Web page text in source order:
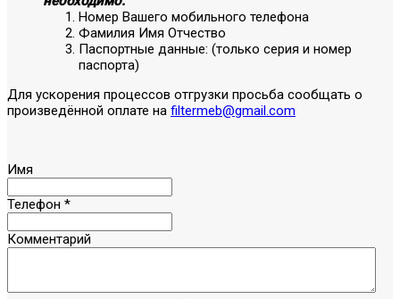
Номер Вашего мобильного телефона
Фамилия Имя Отчество
Паспортные данные: (только серия и номер
паспорта)
Для ускорения процессов отгрузки просьба сообщать о
произведённой оплате на filtermeb@gmail.com
Имя
Телефон *
Комментарий